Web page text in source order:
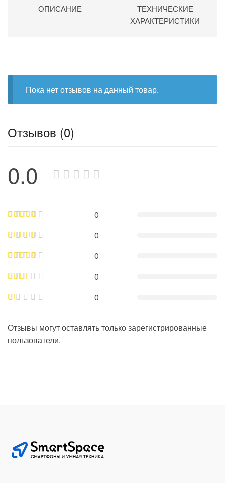
ОПИСАНИЕ
ТЕХНИЧЕСКИЕ
ХАРАКТЕРИСТИКИ
Пока нет отзывов на данный товар.
Отзывов (0)
0.0
0
0
0
0
0
Отзывы могут оставлять только зарегистрированные
пользователи.